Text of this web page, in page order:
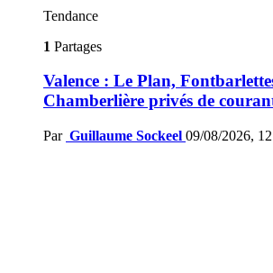
Tendance
1 Partages
Valence : Le Plan,
Chamberlière privés de
Par Guillaume Sockeel 09/08/2026,